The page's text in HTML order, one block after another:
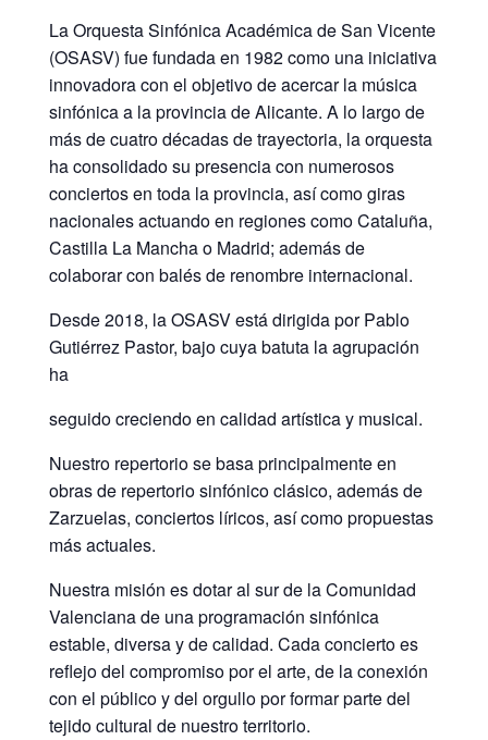
La Orquesta Sinfónica Académica de San Vicente
(OSASV) fue fundada en 1982 como una iniciativa
innovadora con el objetivo de acercar la música
sinfónica a la provincia de Alicante. A lo largo de
más de cuatro décadas de trayectoria, la orquesta
ha consolidado su presencia con numerosos
conciertos en toda la provincia, así como giras
nacionales actuando en regiones como Cataluña,
Castilla La Mancha o Madrid; además de
colaborar con balés de renombre internacional.
Desde 2018, la OSASV está dirigida por Pablo
Gutiérrez Pastor, bajo cuya batuta la agrupación
ha
seguido creciendo en calidad artística y musical.
Nuestro repertorio se basa principalmente en
obras de repertorio sinfónico clásico, además de
Zarzuelas, conciertos líricos, así como propuestas
más actuales.
Nuestra misión es dotar al sur de la Comunidad
Valenciana de una programación sinfónica
estable, diversa y de calidad. Cada concierto es
reflejo del compromiso por el arte, de la conexión
con el público y del orgullo por formar parte del
tejido cultural de nuestro territorio.